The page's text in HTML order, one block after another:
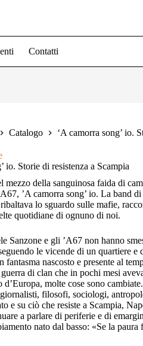
Contatti
Catalogo ‘A camorra song’ io.
io. Storie di resistenza a Scampia
mezzo della sanguinosa faida di
’A camorra song’ io. La band
lo sguardo sulle mafie,
quotidiane di ognuno di noi.
Sanzone e gli ’A67 non hanno
le vicende di un quartiere
fantasma nascosto e presente al
di clan che in pochi mesi
d’Europa, molte cose sono
filosofi, sociologi,
e su ciò che resiste a Scampia,
a parlare di periferie e di
nato dal basso: «Se la